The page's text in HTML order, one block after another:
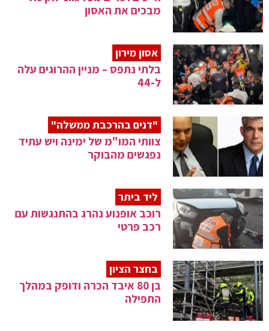
מבכים את האסון
אסון מירון
בלתי נתפס – מניין ההרוגים עלה
ל-44
"דנים בהרכבת ממשלה"
צוותי המו"מ של ימינה ויש עתיד
נפגשים מהבוקר
ליד ביתר
רוכב אופנוע נהרג בהתנגשות עם
רכב פרטי
בחצר הציון
בן 80 איבד הכרה ודופק במהלך
התפילה